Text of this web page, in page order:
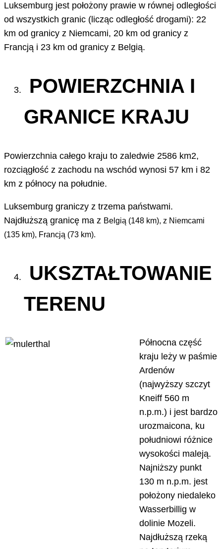
Luksemburg jest położony prawie w równej odległości
od wszystkich granic (licząc odległość drogami): 22
km od granicy z Niemcami, 20 km od granicy z
Francją i 23 km od granicy z Belgią.
POWIERZCHNIA I
GRANICE KRAJU
Powierzchnia całego kraju to zaledwie 2586 km2,
rozciągłość z zachodu na wschód wynosi 57 km i 82
km z północy na południe.
Luksemburg graniczy z trzema państwami.
Najdłuższą granicę ma z Belgią (148 km), z Niemcami
(135 km), Francją (73 km).
UKSZTAŁTOWANIE
TERENU
Północna część
kraju leży w paśmie
Ardenów
(najwyższy szczyt
Kneiff 560 m
n.p.m.) i jest bardzo
urozmaicona, ku
południowi różnice
wysokości maleją.
Najniższy punkt
130 m n.p.m. jest
położony niedaleko
Wasserbillig w
dolinie Mozeli.
Najdłuższą rzeką